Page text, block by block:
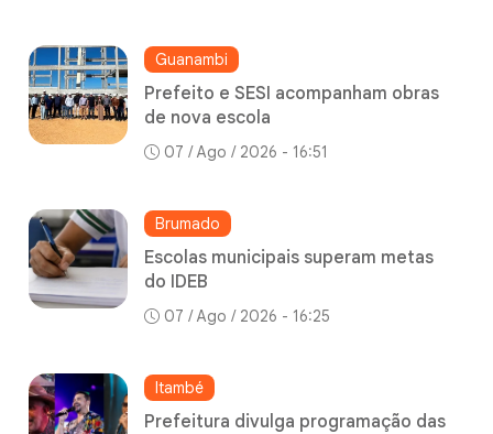
Guanambi
Prefeito e SESI acompanham obras
de nova escola
07 / Ago / 2026 - 16:51
Brumado
Escolas municipais superam metas
do IDEB
07 / Ago / 2026 - 16:25
Itambé
Prefeitura divulga programação das